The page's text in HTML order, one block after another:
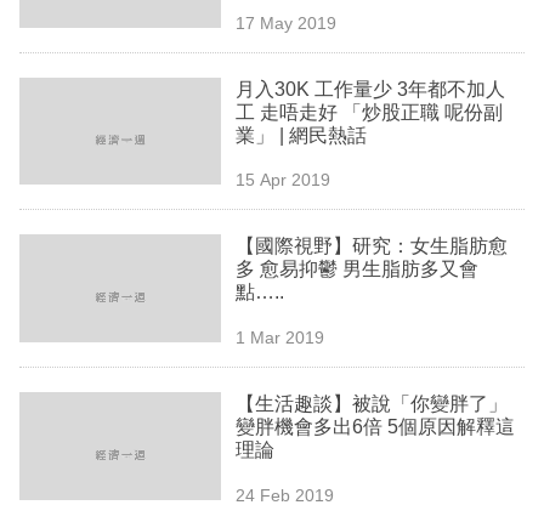
技
生
17 May 2019
月入30K 工作量少 3年都不加人
工 走唔走好 「炒股正職 呢份副
業」 | 網民熱話
15 Apr 2019
【國際視野】研究：女生脂肪愈
多 愈易抑鬱 男生脂肪多又會
點…..
1 Mar 2019
【生活趣談】被說「你變胖了」
變胖機會多出6倍 5個原因解釋這
理論
24 Feb 2019